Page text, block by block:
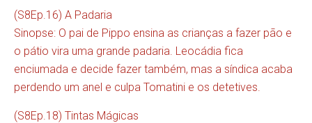
(S8Ep.16) A Padaria
Sinopse: O pai de Pippo ensina as crianças a fazer pão e
o pátio vira uma grande padaria. Leocádia fica
enciumada e decide fazer também, mas a síndica acaba
perdendo um anel e culpa Tomatini e os detetives.
(S8Ep.18) Tintas Mágicas